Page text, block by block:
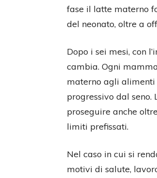
fase il latte materno
del neonato, oltre a
Dopo i sei mesi, con
cambia. Ogni
materno agli alimenti
progressivo dal
proseguire anche
limiti prefissati.
Nel caso in cui si
motivi di salute,